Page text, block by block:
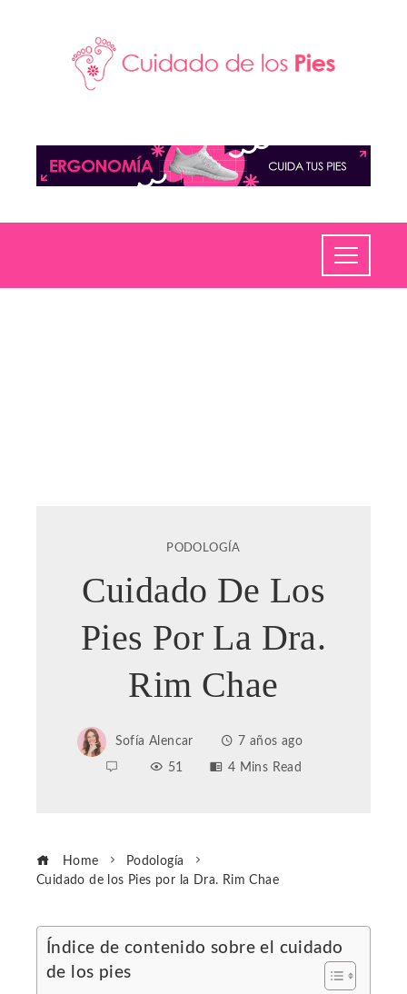
PODOLOGÍA
Cuidado De Los
Pies Por La Dra.
Rim Chae
Sofía Alencar
7 años ago
51
4 Mins Read
Home
Podología
Cuidado de los Pies por la Dra. Rim Chae
Índice de contenido sobre el cuidado
de los pies